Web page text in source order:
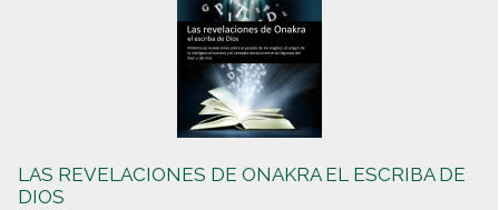
LAS REVELACIONES DE ONAKRA EL ESCRIBA DE
DIOS